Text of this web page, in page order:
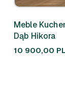
Meble
Dąb Hikora
10 900,00